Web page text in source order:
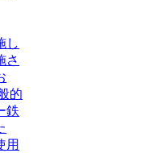
し
さ
的
鉄
用